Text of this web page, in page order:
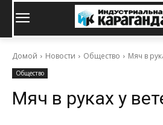
Домой Новости Общество Мяч в
Общество
Мяч в руках у